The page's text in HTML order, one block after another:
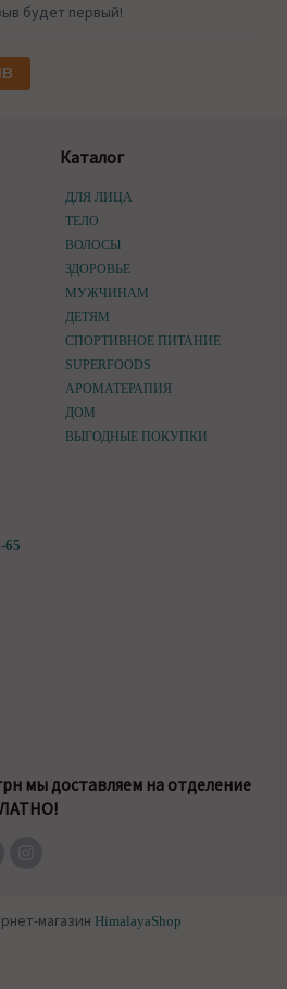
будет первый!
Каталог
ДЛЯ ЛИЦА
ТЕЛО
ВОЛОСЫ
ЗДОРОВЬЕ
МУЖЧИНАМ
ДЕТЯМ
СПОРТИВНОЕ ПИТАНИЕ
SUPERFOODS
АРОМАТЕРАПИЯ
ДОМ
ВЫГОДНЫЕ ПОКУПКИ
65
мы доставляем на отделение
магазин HimalayaShop